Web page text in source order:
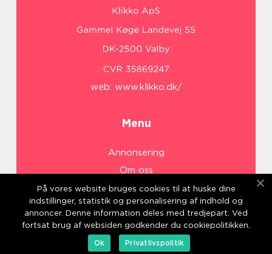
web: www.klikko.dk/
Menu
Annonsering
Om oss
Cookies
Kontakta oss
Sitemap
På vores website bruges cookies til at huske dine
indstillinger, statistik og personalisering af indhold og
annoncer. Denne information deles med tredjepart. Ved
fortsat brug af websiden godkender du cookiepolitikken.
Ok
Privatlivspolitik